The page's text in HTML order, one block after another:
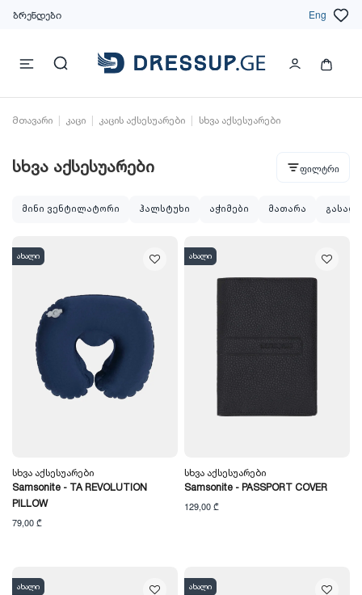
ბრენდები Eng
მთავარი კაცი კაცის აქსესუარები სხვა აქსესუარები
სხვა აქსესუარები ფილტრი
მინი ვენტილატორი ჰალსტუხი აჭიმები მათარა
ახალი
Სხვა Აქსესუარები
Samsonite - TA REVOLUTION
PILLOW
79,00 ₾
ახალი
Სხვა Აქსესუარები
Samsonite - PASSPORT COVER
129,00 ₾
ახალი ახალი